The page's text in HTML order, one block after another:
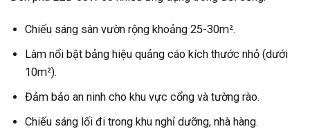
Chiếu sáng sân vườn rộng khoảng 25-30m².
Làm nổi bật bảng hiệu quảng cáo kích thước nhỏ (dưới
10m²).
Đảm bảo an ninh cho khu vực cổng và tường rào.
Chiếu sáng lối đi trong khu nghỉ dưỡng, nhà hàng.